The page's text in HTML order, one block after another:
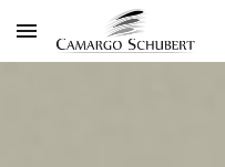
Skip to main content